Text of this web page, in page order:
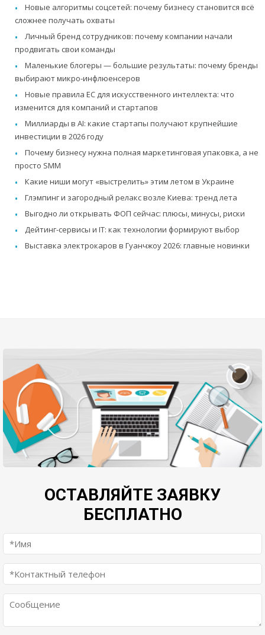
Новые алгоритмы соцсетей: почему бизнесу становится всё
сложнее получать охваты
Личный бренд сотрудников: почему компании начали
продвигать свои команды
Маленькие блогеры — большие результаты: почему бренды
выбирают микро-инфлюенсеров
Новые правила ЕС для искусственного интеллекта: что
изменится для компаний и стартапов
Миллиарды в AI: какие стартапы получают крупнейшие
инвестиции в 2026 году
Почему бизнесу нужна полная маркетинговая упаковка, а не
просто SMM
Какие ниши могут «выстрелить» этим летом в Украине
Глэмпинг и загородный релакс возле Киева: тренд лета
Выгодно ли открывать ФОП сейчас: плюсы, минусы, риски
Дейтинг-сервисы и IT: как технологии формируют выбор
Выставка электрокаров в Гуанчжоу 2026: главные новинки
ОСТАВЛЯЙТЕ ЗАЯВКУ
БЕСПЛАТНО